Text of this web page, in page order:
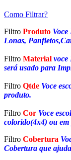
Como Filtrar?
Filtro Produto
Lonas,
Filtro Material voce
será usado para
Filtro Qtde Voce
produto.
Filtro Cor Voce
colorido(4x4) ou em
Filtro Cobertura
Cobertura que